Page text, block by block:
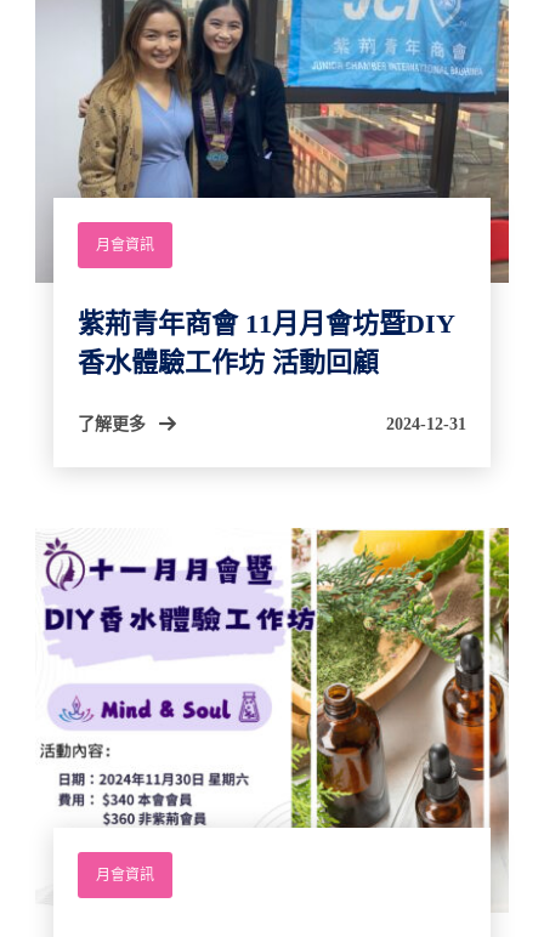
月會資訊
紫荊青年商會 11月月會坊暨DIY
香水體驗工作坊 活動回顧
了解更多 2024-12-31
月會資訊